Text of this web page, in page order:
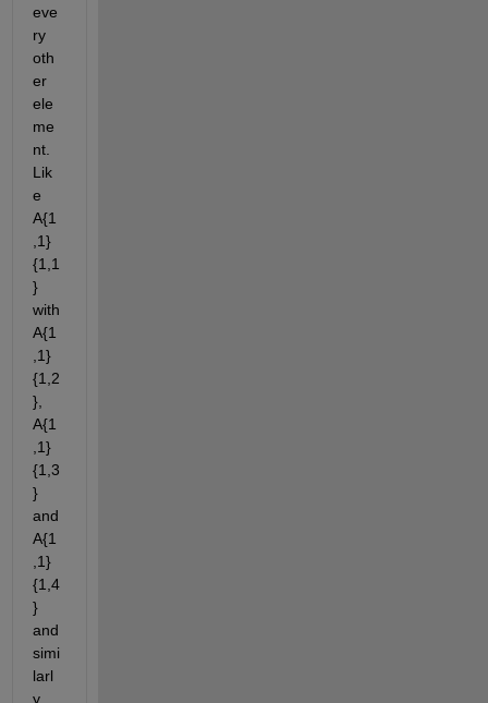
eve
ry
oth
er
ele
me
nt.
Lik
e
A{1
,1}
{1,1
}
with
A{1
,1}
{1,2
},
A{1
,1}
{1,3
}
and
A{1
,1}
{1,4
}
and
simi
larl
y